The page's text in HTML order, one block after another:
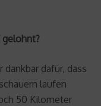
gelohnt?
dafür, dass
laufen
50 Kilometer